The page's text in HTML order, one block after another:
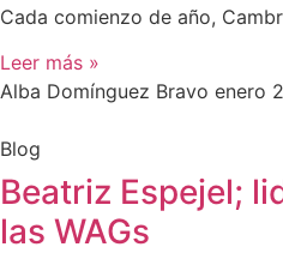
Cada comienzo de año,
Leer más »
Alba Domínguez Bravo enero
Blog
Beatriz Espejel;
las WAGs